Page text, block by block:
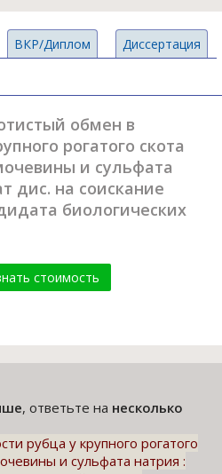
ВКР/Диплом Диссертация
обмен в
рогатого скота
и сульфата
дис. на соискание
биологических
стоимость
, ответьте на несколько
рубца у крупного рогатого
и сульфата натрия :